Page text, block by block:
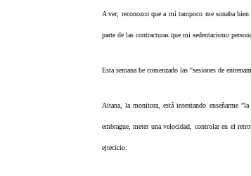
A ver; reconozco que a mí tampoco me sonaba
parte de las contracturas que mi sedentarismo
Esta semana he comenzado las "sesiones de
Aitana, la monitora, está intentando enseñarme
embrague, meter una velocidad, controlar en el
ejrecicio: